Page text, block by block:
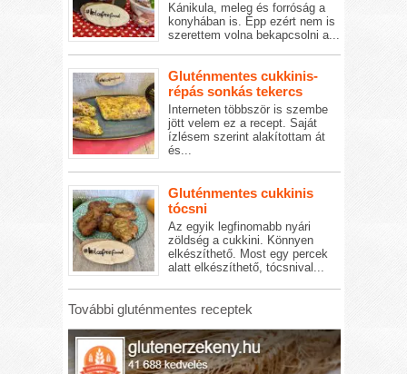
Kánikula, meleg és forróság a
konyhában is. Épp ezért nem is
szerettem volna bekapcsolni a...
Gluténmentes cukkinis-
répás sonkás tekercs
Interneten többször is szembe
jött velem ez a recept. Saját
ízlésem szerint alakítottam át
és...
Gluténmentes cukkinis
tócsni
Az egyik legfinomabb nyári
zöldség a cukkini. Könnyen
elkészíthető. Most egy percek
alatt elkészíthető, tócsnival...
További gluténmentes receptek